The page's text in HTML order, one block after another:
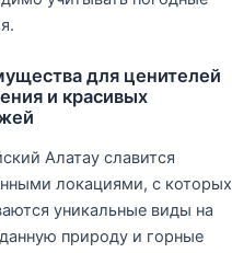
для ценителей
и красивых
Алатау славится
локациями, с которых
уникальные виды на
природу и горные